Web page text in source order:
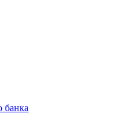
банка